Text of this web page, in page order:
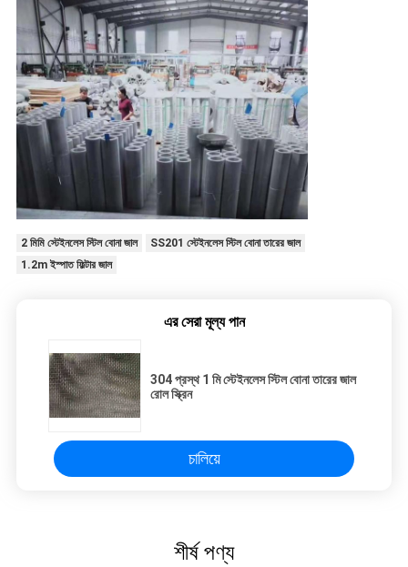
2 মিমি স্টেইনলেস স্টিল বোনা জাল
SS201 স্টেইনলেস স্টিল বোনা তারের জাল
1.2m ইস্পাত ফিল্টার জাল
এর সেরা মূল্য পান
304 প্রস্থ 1 মি স্টেইনলেস স্টিল বোনা তারের জাল
রোল স্ক্রিন
চালিয়ে
শীর্ষ পণ্য